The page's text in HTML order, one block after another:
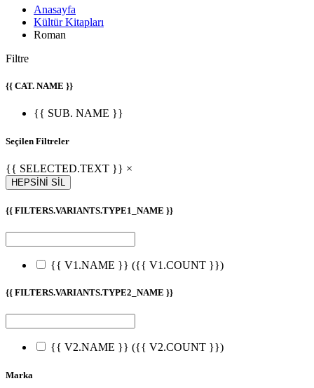
Anasayfa
Kültür Kitapları
Roman
Filtre
{{ CAT. NAME }}
{{ SUB. NAME }}
Seçilen Filtreler
{{ SELECTED.TEXT }} ×
HEPSİNİ SİL
{{ FILTERS.VARIANTS.TYPE1_NAME }}
{{ V1.NAME }} ({{ V1.COUNT }})
{{ FILTERS.VARIANTS.TYPE2_NAME }}
{{ V2.NAME }} ({{ V2.COUNT }})
Marka